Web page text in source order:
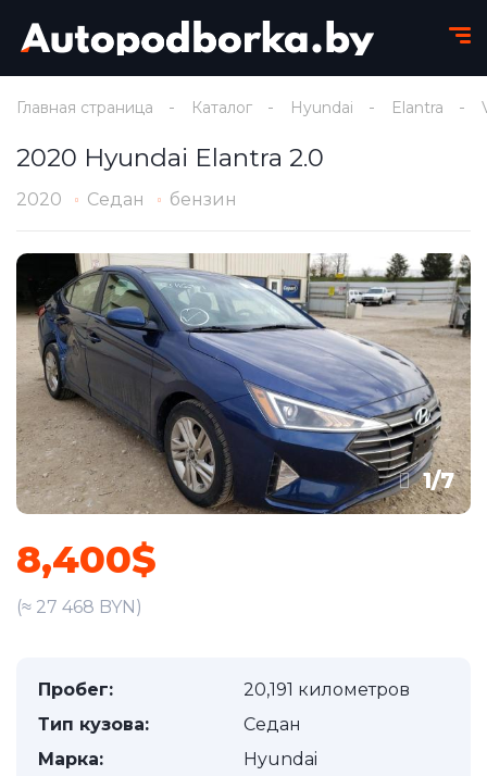
Главная страница Каталог Hyundai Elantra
2020 Hyundai Elantra 2.0
2020 Седан бензин
1/7
8,400$
(≈ 27 468 BYN)
Пробег:
20,191 километров
Тип кузова:
Седан
Марка:
Hyundai